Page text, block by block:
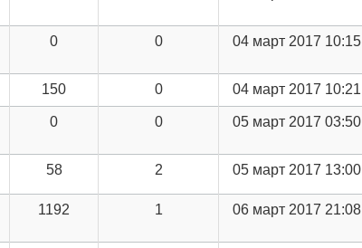
0 0 04 март 2017 10:15
150 0 04 март 2017 10:21
0 0 05 март 2017 03:50
58 2 05 март 2017 13:00
1192 1 06 март 2017 21:08